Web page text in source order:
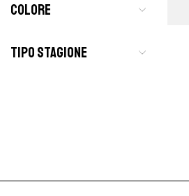
COLORE
TIPO STAGIONE